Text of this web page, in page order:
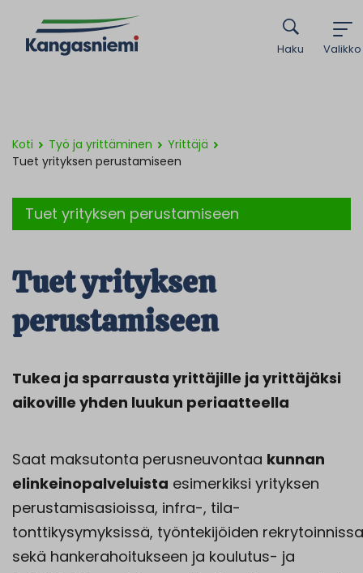
Valikko
Haku
Koti Työ ja yrittäminen
Yrittäjä
Tuet yrityksen perustamiseen
Tuet yrityksen perustamiseen
Tuet yrityksen
perustamiseen
Tukea ja sparrausta yrittäjille ja yrittäjäksi
aikoville yhden luukun periaatteella
Saat maksutonta perusneuvontaa kunnan
elinkeinopalveluista esimerkiksi yrityksen
perustamisasioissa, infra-, tila-
tonttikysymyksissä, työntekijöiden rekrytoinnissa
sekä hankerahoitukseen ja koulutus- ja